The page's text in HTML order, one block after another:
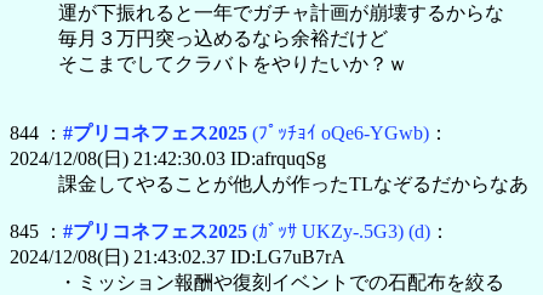
運が下振れると一年でガチャ計画が崩壊するからな
毎月３万円突っ込めるなら余裕だけど
そこまでしてクラバトをやりたいか？ｗ
844 ： #プリコネフェス2025 (ﾌﾟｯﾁｮｲ oQe6-YGwb) ：
2024/12/08(日) 21:42:30.03 ID:afrquqSg
課金してやることが他人が作ったTLなぞるだからなあ
845 ： #プリコネフェス2025 (ｶﾞｯｻ UKZy-.5G3) (d) ：
2024/12/08(日) 21:43:02.37 ID:LG7uB7rA
・ミッション報酬や復刻イベントでの石配布を絞る